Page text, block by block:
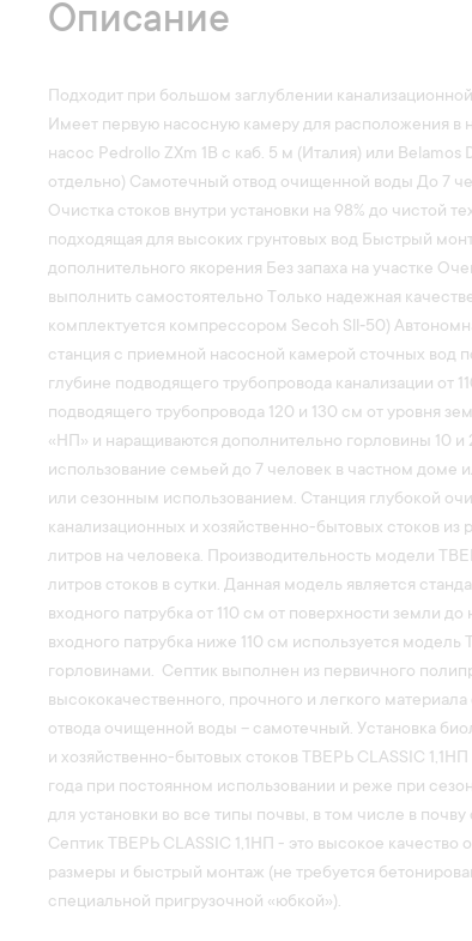
Описание
Подходит при большом заглублении
Имеет первую насосную камеру для расположения в
насос Pedrollo ZXm 1B с каб. 5 м (Италия) или Belamos
отдельно) Самотечный отвод очищенной воды До 7
Очистка стоков внутри установки на 98% до чистой
подходящая для высоких грунтовых вод Быстрый
дополнительного якорения Без запаха на участке
выполнить самостоятельно Только надежная
комплектуется компрессором Secoh Sll‐50)
станция с приемной насосной камерой сточных вод
глубине подводящего трубопровода канализации от
подводящего трубопровода 120 и 130 см от уровня
«НП» и наращиваются дополнительно горловины 10 и
использование семьей до 7 человек в частном доме
или сезонным использованием. Станция глубокой
канализационных и хозяйственно-бытовых стоков из
литров на человека. Производительность модели
литров стоков в сутки. Данная модель является
входного патрубка от 110 см от поверхности земли
входного патрубка ниже 110 см используется
горловинами. Септик выполнен из первичного
высококачественного, прочного и легкого
отвода очищенной воды – самотечный. Установка
и хозяйственно-бытовых стоков ТВЕРЬ CLASSIC
года при постоянном использовании и реже при
для установки во все типы почвы, в том числе в
Септик ТВЕРЬ CLASSIC 1,1НП - это высокое качество
размеры и быстрый монтаж (не требуется
специальной пригрузочной «юбкой»).